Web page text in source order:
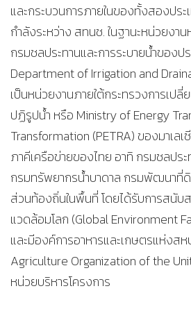
และกระบวนการภายในของทั้งสองประ
กำลังระหว่าง สทนช. ในฐานะหน่วยงา
กรมชลประทานและการระบายน้ำของป
Department of Irrigation and
เป็นหน่วยงานภายใต้กระทรวงการเป
ปฏิรูปน้ำ หรือ Ministry of Energy
Transformation (PETRA) ของมาเล
ภาคีเครือข่ายของไทย อาทิ กรมชลปร
กรมทรัพยากรน้ำบาดาล กรมพัฒนาที่
ส่วนท้องถิ่นในพื้นที่ โดยได้รับการสนั
แวดล้อมโลก (Global Environment
และมีองค์การอาหารและเกษตรแห่งส
Agriculture Organization of the
หน่วยบริหารโครงการ